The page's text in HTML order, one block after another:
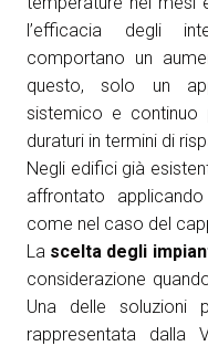
l’efficacia degli
comportano un
questo, solo un
sistemico e continuo
duraturi in termini di
Negli edifici già
affrontato
come nel caso del
La scelta degli
considerazione
Una delle soluzioni
rappresentata dalla